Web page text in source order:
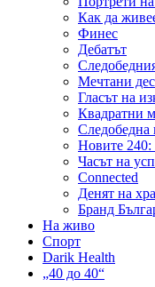
Как да
Финес
Дебатът
Мечтани
Гласът на
Квадратни
Следобедна
Новите 240:
Часът на
Connected
Денят на
Бранд
На живо
Спорт
Darik Health
„40 до 40“